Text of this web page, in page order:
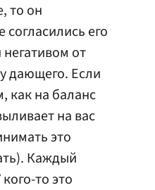
то он
его
от
дающего. Если
как на баланс
на вас
это
Каждый
то это